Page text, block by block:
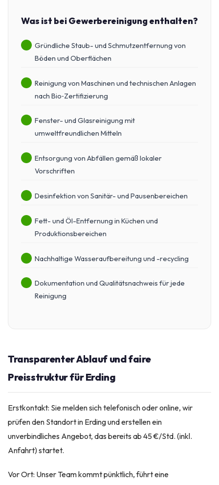
Was ist bei Gewerbereinigung enthalten?
Gründliche Staub- und Schmutzentfernung von
Böden und Oberflächen
Reinigung von Maschinen und technischen Anlagen
nach Bio‑Zertifizierung
Fenster- und Glasreinigung mit
umweltfreundlichen Mitteln
Entsorgung von Abfällen gemäß lokaler
Vorschriften
Desinfektion von Sanitär- und Pausenbereichen
Fett- und Öl-Entfernung in Küchen und
Produktionsbereichen
Nachhaltige Wasseraufbereitung und -recycling
Dokumentation und Qualitätsnachweis für jede
Reinigung
Transparenter Ablauf und faire
Preisstruktur für Erding
Erstkontakt: Sie melden sich telefonisch oder online, wir
prüfen den Standort in Erding und erstellen ein
unverbindliches Angebot, das bereits ab 45 €/Std. (inkl.
Anfahrt) startet.
Vor Ort: Unser Team kommt pünktlich, führt eine